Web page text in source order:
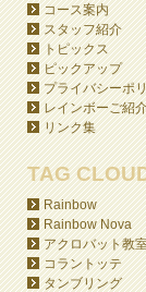
コース案内
スタッフ紹介
トピックス
ピックアップ
プライバシーポ
レインボーご紹
リンク集
TAG
Rainbow
Rainbow Nova
アクロバット教
コラントッテ
タンブリング